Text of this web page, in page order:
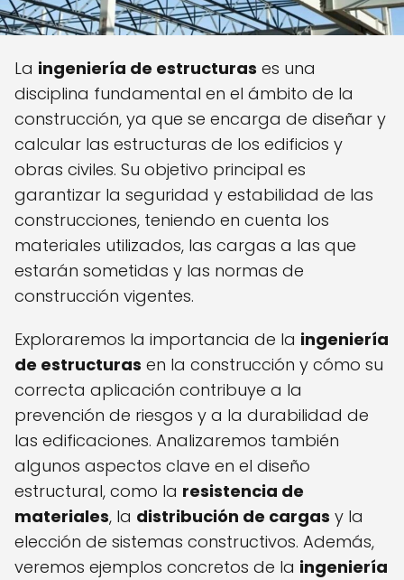
La ingeniería de estructuras es una
disciplina fundamental en el ámbito de la
construcción, ya que se encarga de diseñar y
calcular las estructuras de los edificios y
obras civiles. Su objetivo principal es
garantizar la seguridad y estabilidad de las
construcciones, teniendo en cuenta los
materiales utilizados, las cargas a las que
estarán sometidas y las normas de
construcción vigentes.
Exploraremos la importancia de la ingeniería
de estructuras en la construcción y cómo su
correcta aplicación contribuye a la
prevención de riesgos y a la durabilidad de
las edificaciones. Analizaremos también
algunos aspectos clave en el diseño
estructural, como la resistencia de
materiales, la distribución de cargas y la
elección de sistemas constructivos. Además,
veremos ejemplos concretos de la ingeniería